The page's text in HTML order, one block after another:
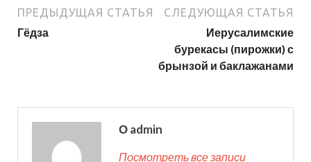
ПРЕДЫДУЩАЯ СТАТЬЯ
Гёдза
СЛЕДУЮЩАЯ СТАТЬЯ
Иерусалимские
бурекасы (пирожки) с
брынзой и баклажанами
О admin
Посмотреть все записи